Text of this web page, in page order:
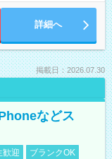
詳細へ
掲載日：2026.07.30
などス
歓迎 ブランクOK